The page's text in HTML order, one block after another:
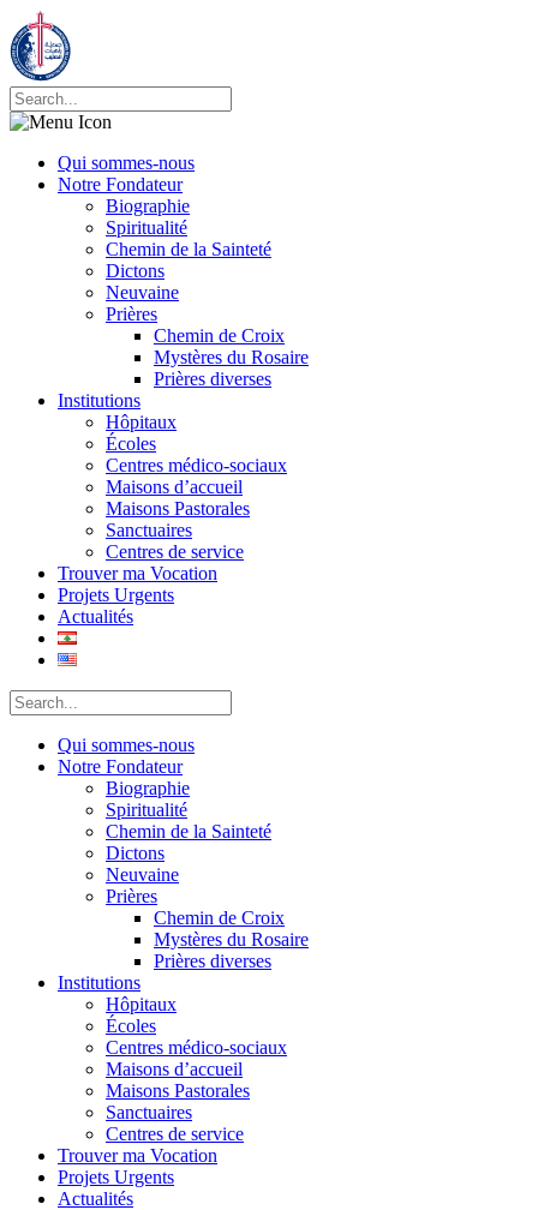
Qui sommes-nous
Notre Fondateur
Biographie
Spiritualité
Chemin de la Sainteté
Dictons
Neuvaine
Prières
Chemin de Croix
Mystères du Rosaire
Prières diverses
Institutions
Hôpitaux
Écoles
Centres médico-sociaux
Maisons d’accueil
Maisons Pastorales
Sanctuaires
Centres de service
Trouver ma Vocation
Projets Urgents
Actualités
Qui sommes-nous
Notre Fondateur
Biographie
Spiritualité
Chemin de la Sainteté
Dictons
Neuvaine
Prières
Chemin de Croix
Mystères du Rosaire
Prières diverses
Institutions
Hôpitaux
Écoles
Centres médico-sociaux
Maisons d’accueil
Maisons Pastorales
Sanctuaires
Centres de service
Trouver ma Vocation
Projets Urgents
Actualités